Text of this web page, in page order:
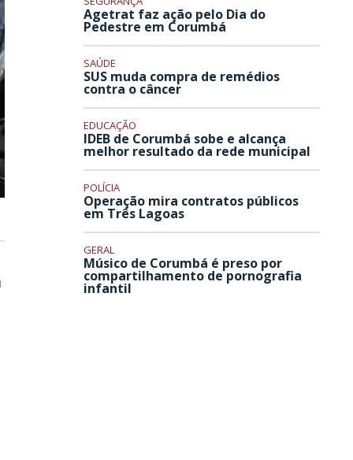
Agetrat faz ação pelo Dia do
Pedestre em Corumbá
SAÚDE
SUS muda compra de remédios
contra o câncer
EDUCAÇÃO
IDEB de Corumbá sobe e alcança
melhor resultado da rede municipal
POLÍCIA
Operação mira contratos públicos
em Três Lagoas
GERAL
Músico de Corumbá é preso por
compartilhamento de pornografia
infantil